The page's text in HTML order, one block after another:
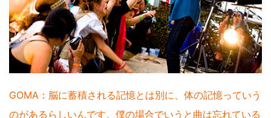
GOMA：脳に蓄積される記憶とは別に、体の記憶っていう
のがあるらしいんです。僕の場合でいうと曲は忘れている